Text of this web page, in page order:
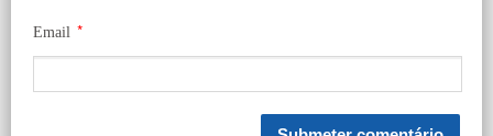
Email *